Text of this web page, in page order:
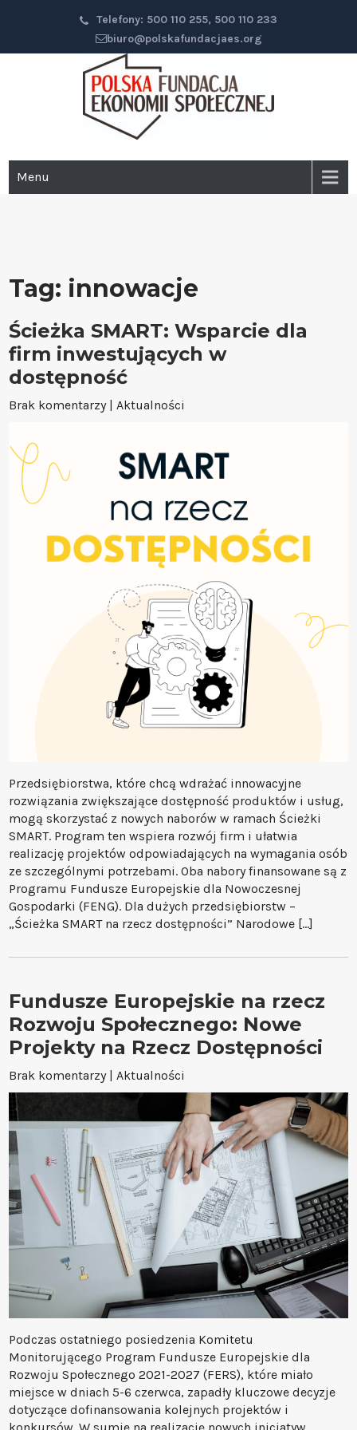
Telefony: 500 110 255, 500 110 233
biuro@polskafundacjaes.org
Polska Fundacja Ekonomii
Menu
Tag: innowacje
Ścieżka SMART: Wsparcie dla
firm inwestujących w
dostępność
Brak komentarzy |Aktualności
Przedsiębiorstwa, które chcą wdrażać innowacyjne
rozwiązania zwiększające dostępność produktów i usług,
mogą skorzystać z nowych naborów w ramach Ścieżki
SMART. Program ten wspiera rozwój firm i ułatwia
realizację projektów odpowiadających na wymagania osób
ze szczególnymi potrzebami. Oba nabory finansowane są z
Programu Fundusze Europejskie dla Nowoczesnej
Gospodarki (FENG). Dla dużych przedsiębiorstw –
„Ścieżka SMART na rzecz dostępności” Narodowe […]
Fundusze Europejskie na rzecz
Rozwoju Społecznego: Nowe
Projekty na Rzecz Dostępności
Brak komentarzy | Aktualności
Podczas ostatniego posiedzenia Komitetu
Monitorującego Program Fundusze Europejskie dla
Rozwoju Społecznego 2021-2027 (FERS), które miało
miejsce w dniach 5-6 czerwca, zapadły kluczowe decyzje
dotyczące dofinansowania kolejnych projektów i